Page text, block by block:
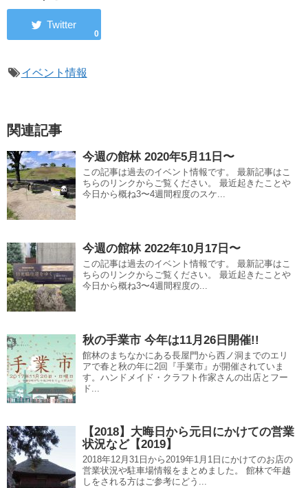
0
イベント情報
関連記事
今週の館林 2020年5月11日〜
この記事は過去のイベント情報です。 最新記事はこ
ちらのリンクからご覧ください。 最近起きたことや
今日から概ね3〜4週間程度のスケ...
今週の館林 2022年10月17日〜
この記事は過去のイベント情報です。 最新記事はこ
ちらのリンクからご覧ください。 最近起きたことや
今日から概ね3〜4週間程度の...
秋の手業市 今年は11月26日開催!!
館林のまちなかにある長屋門から西ノ洞までのエリ
アで春と秋の年に2回『手業市』が開催されていま
す。ハンドメイド・クラフト作家さんの出店とフー
ド...
【2018】大晦日から元日にかけての営業
状況など【2019】
2018年12月31日から2019年1月1日にかけてのお店の
営業状況や駐車場情報をまとめました。 館林で年越
しをされる方はご参考にどう...